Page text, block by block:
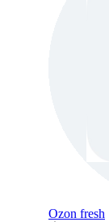
Ozon fresh